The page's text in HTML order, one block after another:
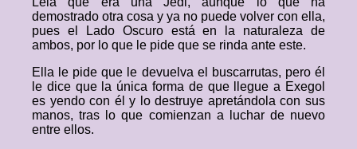
demostrado otra cosa y ya no puede volver con ella,
pues el Lado Oscuro está en la naturaleza de
ambos, por lo que le pide que se rinda ante este.
Ella le pide que le devuelva el buscarrutas, pero él
le dice que la única forma de que llegue a Exegol
es yendo con él y lo destruye apretándola con sus
manos, tras lo que comienzan a luchar de nuevo
entre ellos.